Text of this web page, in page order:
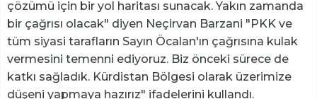
çözümü için bir yol haritası sunacak. Yakın zamanda
bir çağrısı olacak" diyen Neçirvan Barzani "PKK ve
tüm siyasi tarafların Sayın Öcalan'ın çağrısına kulak
vermesini temenni ediyoruz. Biz önceki sürece de
katkı sağladık. Kürdistan Bölgesi olarak üzerimize
düşeni yapmaya hazırız" ifadelerini kullandı.